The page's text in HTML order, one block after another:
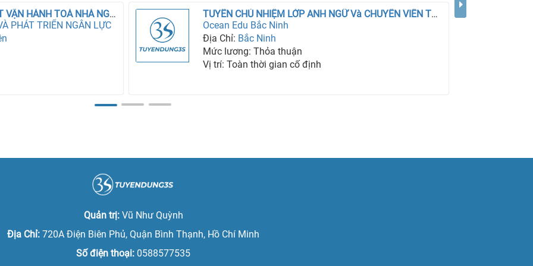
TUYỂN NHÂN VIÊN KỸ THUẬT VẬN HÀNH TOÀ NHÀ NGÂN HÀNG
PHÁT TRIỂN NGÂN LỰC
TUYỂN CHỦ NHIỆM LỚP ANH NGỮ Và CHUYÊN VIÊN TƯ VẤN GIÁO DỤC LÀM NGAY
Ocean Edu Bắc Ninh
Địa Chỉ: Bắc Ninh
Mức lương: Thỏa thuận
Vị trí: Toàn thời gian cố định
Quản trị: Vũ Như Quỳnh
Địa Chỉ: 720A Điện Biên Phủ, Quận Bình Thạnh, Hồ Chí Minh
Số điện thoại: 0588577535